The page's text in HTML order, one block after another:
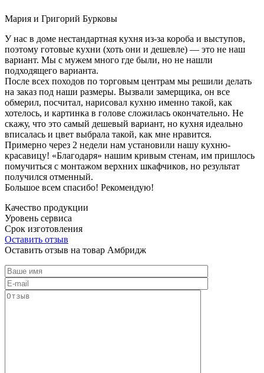
Мария и Григорий Бурковы
У нас в доме нестандартная кухня из-за короба и выступов,
поэтому готовые кухни (хоть они и дешевле) — это не наш
вариант. Мы с мужем много где были, но не нашли
подходящего варианта.
После всех походов по торговым центрам мы решили делать
на заказ под наши размеры. Вызвали замерщика, он все
обмерил, посчитал, нарисовал кухню именно такой, как
хотелось, и картинка в голове сложилась окончательно. Не
скажу, что это самый дешевый вариант, но кухня идеально
вписалась и цвет выбрала такой, как мне нравится.
Примерно через 2 недели нам установили нашу кухню-
красавицу! «Благодаря» нашим кривым стенам, им пришлось
помучиться с монтажом верхних шкафчиков, но результат
получился отменный.
Большое всем спасибо! Рекомендую!
Качество продукции
Уровень сервиса
Срок изготовления
Оставить отзыв
Оставить отзыв на товар Амбридж